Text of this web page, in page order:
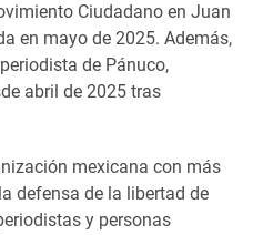
Ciudadano en Juan
en mayo de 2025. Además,
de Pánuco,
abril de 2025 tras
mexicana con más
defensa de la libertad de
y personas